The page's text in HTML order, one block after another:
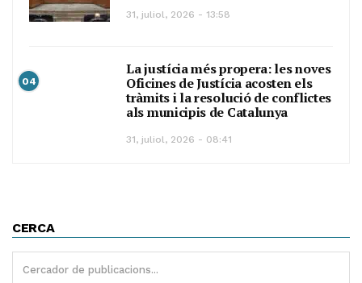
31, juliol, 2026 - 13:58
04
La justícia més propera: les noves
Oficines de Justícia acosten els
tràmits i la resolució de conflictes
als municipis de Catalunya
31, juliol, 2026 - 08:41
CERCA